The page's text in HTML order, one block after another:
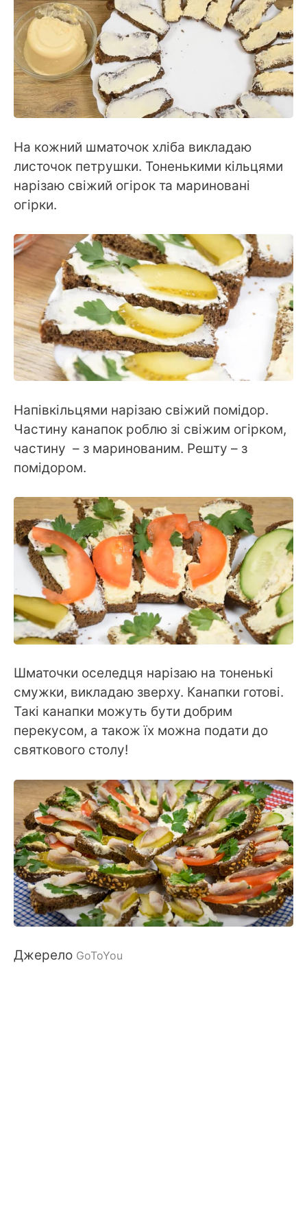
На кожний шматочок хліба викладаю
листочок петрушки. Тоненькими кільцями
нарізаю свіжий огірок та мариновані
огірки.
Напівкільцями нарізаю свіжий помідор.
Частину канапок роблю зі свіжим огірком,
частину – з маринованим. Решту – з
помідором.
Шматочки оселедця нарізаю на тоненькі
смужки, викладаю зверху. Канапки готові.
Такі канапки можуть бути добрим
перекусом, а також їх можна подати до
святкового столу!
Джерело GoToYou